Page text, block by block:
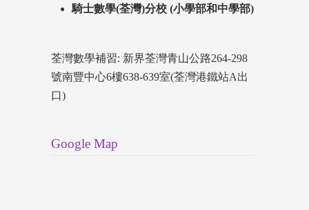
騎士數學(荃灣)分校 (小學部和中學部)
荃灣數學補習: 新界荃灣青山公路264-298
號南豐中心6樓638-639室(荃灣港鐵站A出
口)
Google Map